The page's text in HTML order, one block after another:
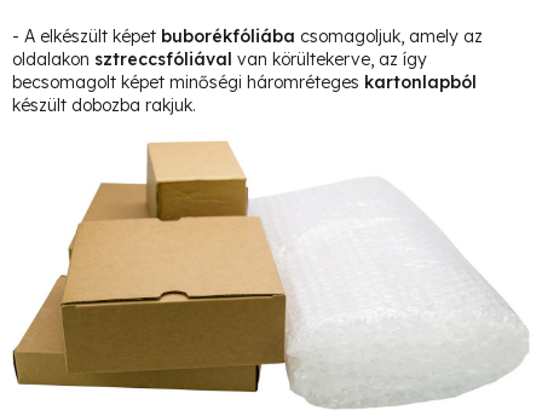
- A elkészült képet buborékfóliába csomagoljuk, amely az
oldalakon sztreccsfóliával van körültekerve, az így
becsomagolt képet minőségi háromréteges kartonlapból
készült dobozba rakjuk.